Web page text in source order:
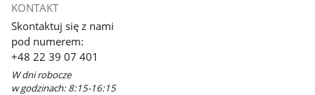
się
w
nowym
oknie
KONTAKT
Skontaktuj się z nami
pod numerem:
+48 22 39 07 401
W dni robocze
w godzinach: 8:15-16:15